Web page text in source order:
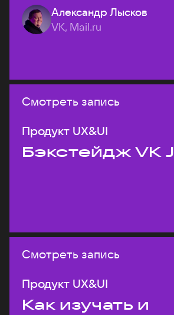
Александр Лысков
VK, Mail.ru
Смотреть запись
Продукт UX&UI
Бэкстейдж VK
Смотреть запись
Продукт UX&UI
Как изучать и